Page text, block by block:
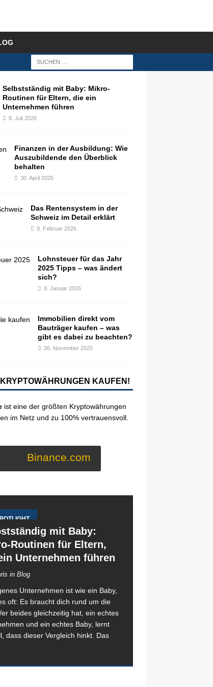
Selbstständig mit Baby: Mikro-
Routinen für Eltern, die ein
Unternehmen führen
8. Juli 2026
Finanzen in der Ausbildung: Wie
Auszubildende den Überblick
behalten
30. April 2026
Das Rentensystem in der
Schweiz im Detail erklärt
9. Februar 2026
Lohnsteuer für das Jahr
2025 Tipps – was ändert
sich?
8. Januar 2026
Immobilien direkt vom
Bauträger kaufen – was
gibt es dabei zu beachten?
26. November 2025
KAUFEN!
ist eine der größten Kryptowährungen
im Netz und zu 100% vertrauensvoll.
Binance.com
mit Baby:
Routinen für Eltern,
Unternehmen führen
in Blog
Unternehmen ist wie ein Baby,
oft: Es braucht dich rund um die
beides gleichzeitig hat, ein echtes
und ein echtes Baby, lernt
dass dieser Vergleich hinkt. Das